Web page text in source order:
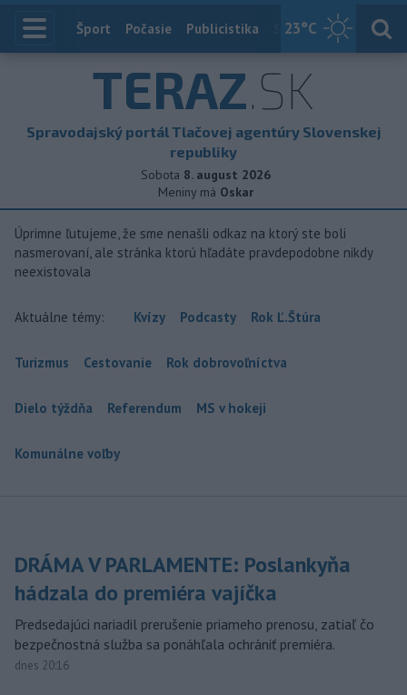
23°C
Index
Šport Počasie Publicistika Slovensko
TERAZ.SK
Spravodajský portál Tlačovej agentúry Slovenskej
republiky
Sobota 8. august 2026
Meniny má Oskar
Úprimne ľutujeme, že sme nenašli odkaz na ktorý ste boli
nasmerovaní, ale stránka ktorú hľadáte pravdepodobne nikdy
neexistovala
Aktuálne témy: Kvízy Podcasty Rok Ľ.Štúra
Turizmus Cestovanie Rok dobrovoľníctva
Dielo týždňa Referendum MS v hokeji
Komunálne voľby
DRÁMA V PARLAMENTE: Poslankyňa
hádzala do premiéra vajíčka
Predsedajúci nariadil prerušenie priameho prenosu, zatiaľ čo
bezpečnostná služba sa ponáhľala ochrániť premiéra.
dnes 20:16